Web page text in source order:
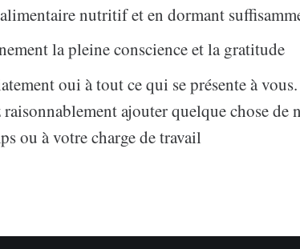
nutritif et en dormant
la pleine conscience et la gratitude
oui à tout ce qui se présente à
ajouter quelque chose de
ou à votre charge de travail